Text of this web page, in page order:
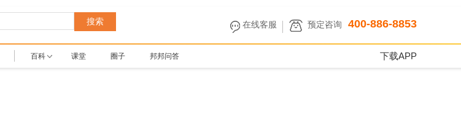
搜索 在线客服 预定咨询 400-886-8853
百科 课堂 圈子 邦邦问答 下载APP